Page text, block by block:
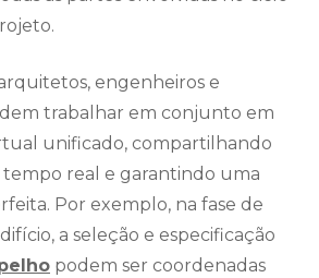
engenheiros e
trabalhar em conjunto em
unificado, compartilhando
real e garantindo uma
Por exemplo, na fase de
a seleção e especificação
podem ser coordenadas